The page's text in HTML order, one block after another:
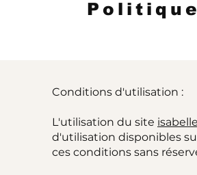
Conditions d'utilisation :
L'utilisation du site
d'utilisation disponibles
ces conditions sans